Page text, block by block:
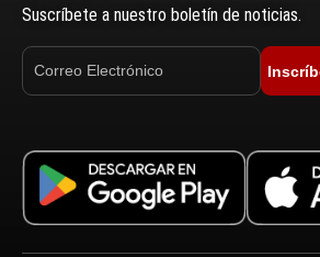
Suscríbete a nuestro boletín de noticias.